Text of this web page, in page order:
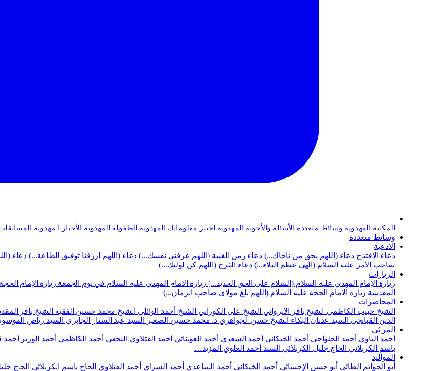
المكتبة المهدوية وسائط متعددة الأسئلة والأجوبة المهدوية اختبر معلوماتك المهدوية الطفولة المهدوية الأخبار المهدوية
وسائط متعددة
الأدعية
دعاء الافتتاح دعاء (اللهم بحق من ناجاك...) دعاء زمن الغيبة (اللهم عرفني نفسك...) دعاء (اللهم ارزقنا توفيق الطاعة...) دعاء
صاحب الامر عليه السلام (الهي عظم البلاء...) دعاء الفرج (اللهم كن لوليك...)
الزيارات
زيارة الإمام المهدي عليه السلام (السلام على الحق الجديد...) زيارة الامام المهدي عليه السلام في يوم الجمعة زيارة الإمام
المقدسة زيارة الامام الحجة عليه السلام (اللهم بلغ مولاي صاحب الزمان...)
المحاضرات
الشيخ حبيب الكاظمي الشيخ باقر الايرواني الشيخ علي الكوراني الشيخ أحمد الوائلي الشيخ محمد حسين الفقيه الشيخ باقر
الدين القبانجي السيد عدنان البكاء الشيخ حسن الجواهري د. محمد حسين الصغير السيد عبد الستار الجابري السيد رياض
المراثي
أحمد الباوي أحمد الحلواجي أحمد الخيكاني أحمد السعدي أحمد العويناتي أحمد الفتلاوي النجفي أحمد الكاظمي أحمد الوزير أحمد
باسم الكربلائي الحاج جليل الكربلائي السيد أحمد العلوي المزيد…
المواليد
أبو الحواتم الطائي أبو حسن الإحسائي أحمد الخيكاني أحمد الساعدي أحمد السراي أحمد الفتلاوي الحاج باسم الكربلائي الحاج